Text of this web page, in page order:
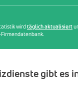
wirdtäglich aktualisiert
gibt es